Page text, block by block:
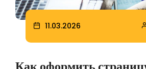
11.03.2026